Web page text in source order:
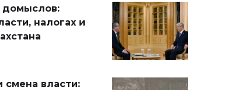
домыслов:
налогах и
власти: